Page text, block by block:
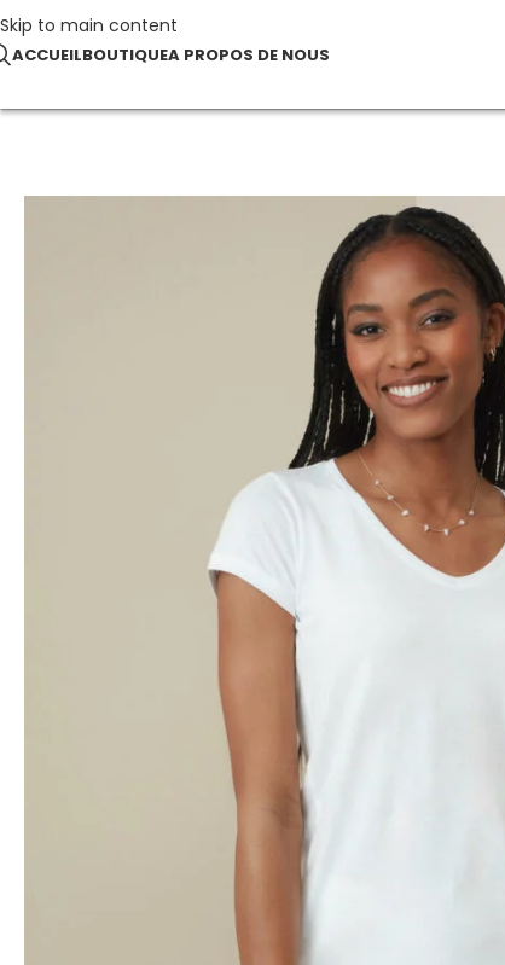
Skip to main content
ACCUEILBOUTIQUEA PROPOS DE NOUS